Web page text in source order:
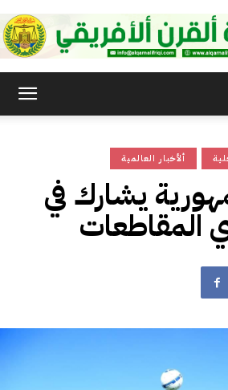
القرن
الأفريقي
ألأخبار العالمية
يشارك في
المقاطعات